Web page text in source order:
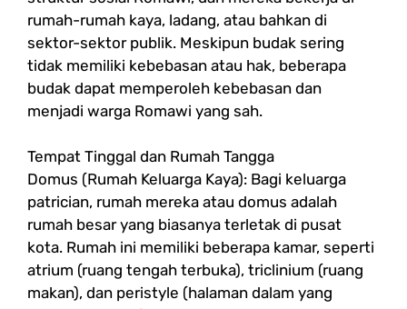
rumah-rumah kaya, ladang, atau bahkan di
sektor-sektor publik. Meskipun budak sering
tidak memiliki kebebasan atau hak, beberapa
budak dapat memperoleh kebebasan dan
menjadi warga Romawi yang sah.
Tempat Tinggal dan Rumah Tangga
Domus (Rumah Keluarga Kaya): Bagi keluarga
patrician, rumah mereka atau domus adalah
rumah besar yang biasanya terletak di pusat
kota. Rumah ini memiliki beberapa kamar, seperti
atrium (ruang tengah terbuka), triclinium (ruang
makan), dan peristyle (halaman dalam yang